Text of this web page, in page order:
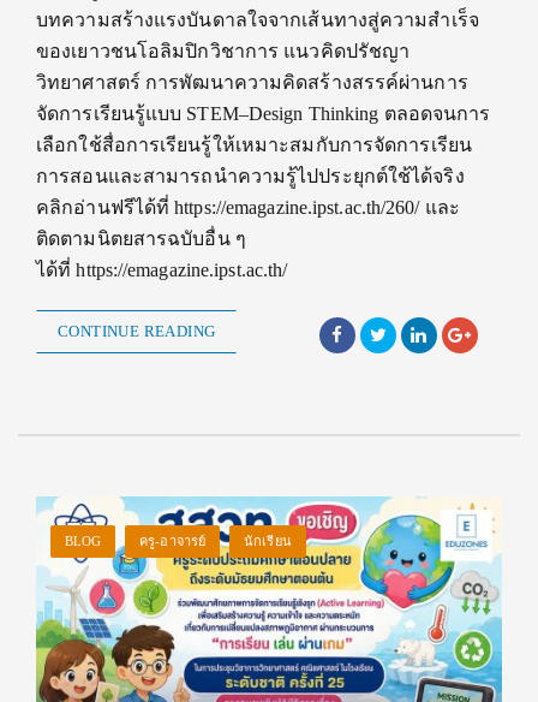
บทความสร้างแรงบันดาลใจจากเส้นทางสู่ความสำเร็จ
ของเยาวชนโอลิมปิกวิชาการ แนวคิดปรัชญา
วิทยาศาสตร์ การพัฒนาความคิดสร้างสรรค์ผ่านการ
จัดการเรียนรู้แบบ STEM–Design Thinking ตลอดจนการ
เลือกใช้สื่อการเรียนรู้ให้เหมาะสมกับการจัดการเรียน
การสอนและสามารถนำความรู้ไปประยุกต์ใช้ได้จริง
คลิกอ่านฟรีได้ที่ https://emagazine.ipst.ac.th/260/ และ
ติดตามนิตยสารฉบับอื่น ๆ
ได้ที่ https://emagazine.ipst.ac.th/
CONTINUE READING
BLOG ครู-อาจารย์ นักเรียน